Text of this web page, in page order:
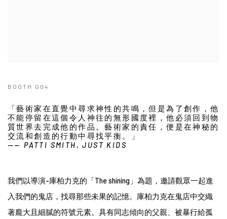
BOOTH G04
「藝術家在直覺中尋求神性的共鳴，但是為了創作，他
不能停留在這個令人神往的無形國度裡，他必須回到物
質世界去完成他的作品。藝術家的責任，便是在神秘的
交流和創造的行動中尋找平衡。」
—— PATTI SMITH ,JUST KIDS
我們以導演-庫柏力克的「The shining」為題，邀請觀眾一起進
入我們的鬼店，找尋那些未果的記憶。庫柏力克在鬼店中交織
著龐大且細膩的符號元素。具有同志傾向的父親、被暴行給孤